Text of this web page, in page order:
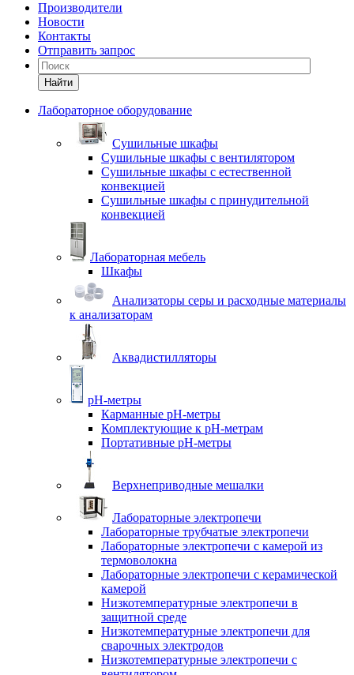
Производители
Новости
Контакты
Отправить запрос
Найти
Лабораторное оборудование
Cушильные шкафы
Сушильные шкафы с вентилятором
Сушильные шкафы с естественной
конвекцией
Сушильные шкафы с принудительной
конвекцией
Лабораторная мебель
Шкафы
Анализаторы серы и расходные материалы
к анализаторам
Аквадистилляторы
pH-метры
Карманные pH-метры
Комплектующие к pH-метрам
Портативные pH-метры
Верхнеприводные мешалки
Лабораторные электропечи
Лабораторные трубчатые электропечи
Лабораторные электропечи с камерой из
термоволокна
Лабораторные электропечи с керамической
камерой
Низкотемпературные электропечи в
защитной среде
Низкотемпературные электропечи для
cварочных электродов
Низкотемпературные электропечи с